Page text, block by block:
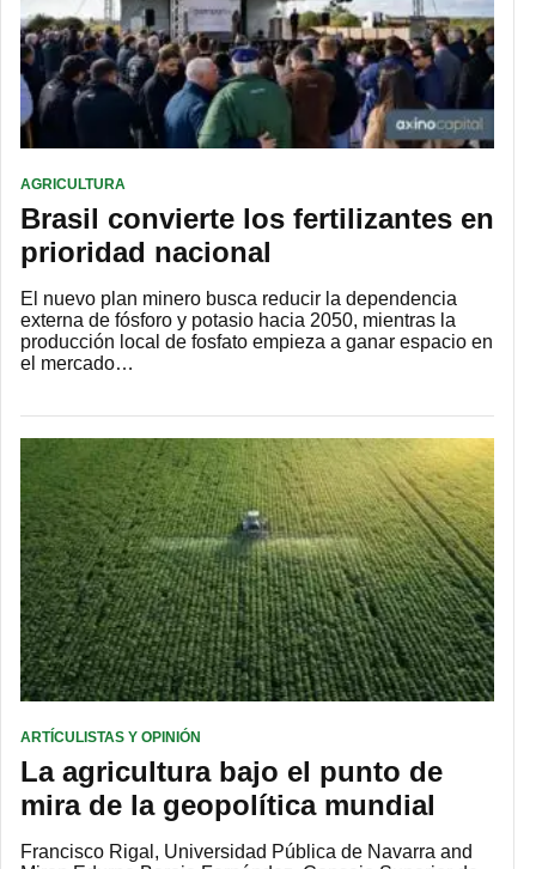
AGRICULTURA
Brasil convierte los fertilizantes en
prioridad nacional
El nuevo plan minero busca reducir la dependencia
externa de fósforo y potasio hacia 2050, mientras la
producción local de fosfato empieza a ganar espacio en
el mercado…
ARTÍCULISTAS Y OPINIÓN
La agricultura bajo el punto de
mira de la geopolítica mundial
Francisco Rigal, Universidad Pública de Navarra and